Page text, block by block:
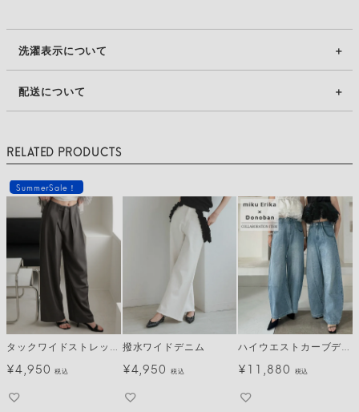
洗濯表示について
配送について
RELATED PRODUCTS
SummerSale！
¥4,950 税込
撥水ワイドデニム
¥4,950 税込 ¥11,880 税込